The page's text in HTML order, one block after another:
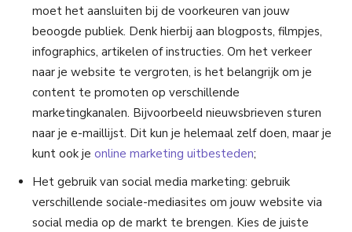
moet het aansluiten bij de voorkeuren van jouw
beoogde publiek. Denk hierbij aan blogposts, filmpjes,
infographics, artikelen of instructies. Om het verkeer
naar je website te vergroten, is het belangrijk om je
content te promoten op verschillende
marketingkanalen. Bijvoorbeeld nieuwsbrieven sturen
naar je e-maillijst. Dit kun je helemaal zelf doen, maar je
kunt ook je online marketing uitbesteden;
Het gebruik van social media marketing: gebruik
verschillende sociale-mediasites om jouw website via
social media op de markt te brengen. Kies de juiste